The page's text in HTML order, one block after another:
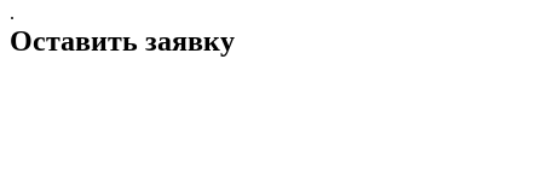
.
Оставить заявку